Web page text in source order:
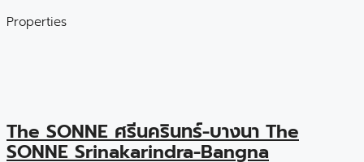
Properties
The SONNE ศรีนครินทร์-บางนา The
SONNE Srinakarindra-Bangna